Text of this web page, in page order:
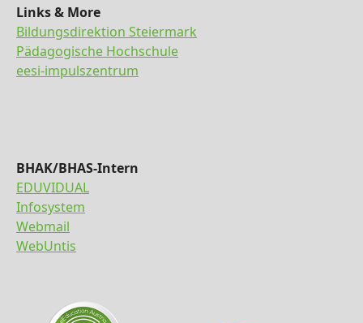
Links & More
Bildungsdirektion Steiermark
Pädagogische Hochschule
eesi-impulszentrum
BHAK/BHAS-Intern
EDUVIDUAL
Infosystem
Webmail
WebUntis